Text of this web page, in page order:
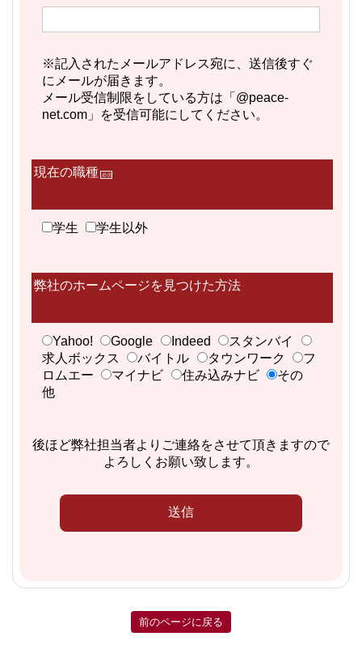
※記入されたメールアドレス宛に、送信後すぐ
にメールが届きます。
メール受信制限をしている方は「@peace-
net.com」を受信可能にしてください。
現在の職種 必須
学生 学生以外
弊社のホームページを見つけた方法
Yahoo! Google Indeed
スタンバイ
求人ボックス
バイトル タウンワーク
フ
ロムエー
マイナビ 住み込みナビ
その
他
後ほど弊社担当者よりご連絡をさせて頂きますので
よろしくお願い致します。
前のページに戻る